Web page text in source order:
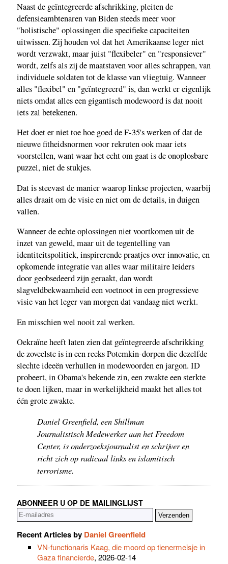
Naast de geïntegreerde afschrikking, pleiten de
defensieambtenaren van Biden steeds meer voor
"holistische" oplossingen die specifieke capaciteiten
uitwissen. Zij houden vol dat het Amerikaanse leger niet
wordt verzwakt, maar juist "flexibeler" en "responsiever"
wordt, zelfs als zij de maatstaven voor alles schrappen, van
individuele soldaten tot de klasse van vliegtuig. Wanneer
alles "flexibel" en "geïntegreerd" is, dan werkt er eigenlijk
niets omdat alles een gigantisch modewoord is dat nooit
iets zal betekenen.
Het doet er niet toe hoe goed de F-35's werken of dat de
nieuwe fitheidsnormen voor rekruten ook maar iets
voorstellen, want waar het echt om gaat is de onoplosbare
puzzel, niet de stukjes.
Dat is steevast de manier waarop linkse projecten, waarbij
alles draait om de visie en niet om de details, in duigen
vallen.
Wanneer de echte oplossingen niet voortkomen uit de
inzet van geweld, maar uit de tegentelling van
identiteitspolitiek, inspirerende praatjes over innovatie, en
opkomende integratie van alles waar militaire leiders
door geobsedeerd zijn geraakt, dan wordt
slagveldbekwaamheid een voetnoot in een progressieve
visie van het leger van morgen dat vandaag niet werkt.
En misschien wel nooit zal werken.
Oekraïne heeft laten zien dat geïntegreerde afschrikking
de zoveelste is in een reeks Potemkin-dorpen die dezelfde
slechte ideeën verhullen in modewoorden en jargon. ID
probeert, in Obama's bekende zin, een zwakte een sterkte
te doen lijken, maar in werkelijkheid maakt het alles tot
één grote zwakte.
Daniel Greenfield, een Shillman
Journalistisch Medewerker aan het Freedom
Center, is onderzoeksjournalist en schrijver en
richt zich op radicaal links en islamitisch
terrorisme.
ABONNEER U OP DE MAILINGLIJST
Recent Articles by Daniel Greenfield
VN-functionaris Kaag, die moord op tienermeisje in
Gaza financierde, 2026-02-14